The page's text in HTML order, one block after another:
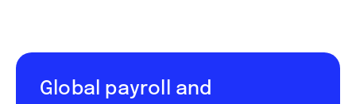
Global payroll and